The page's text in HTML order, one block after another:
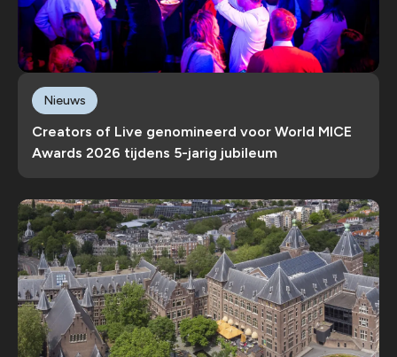
Creators of Live genomineerd voor World MICE
Awards 2026 tijdens 5-jarig jubileum
Nieuws